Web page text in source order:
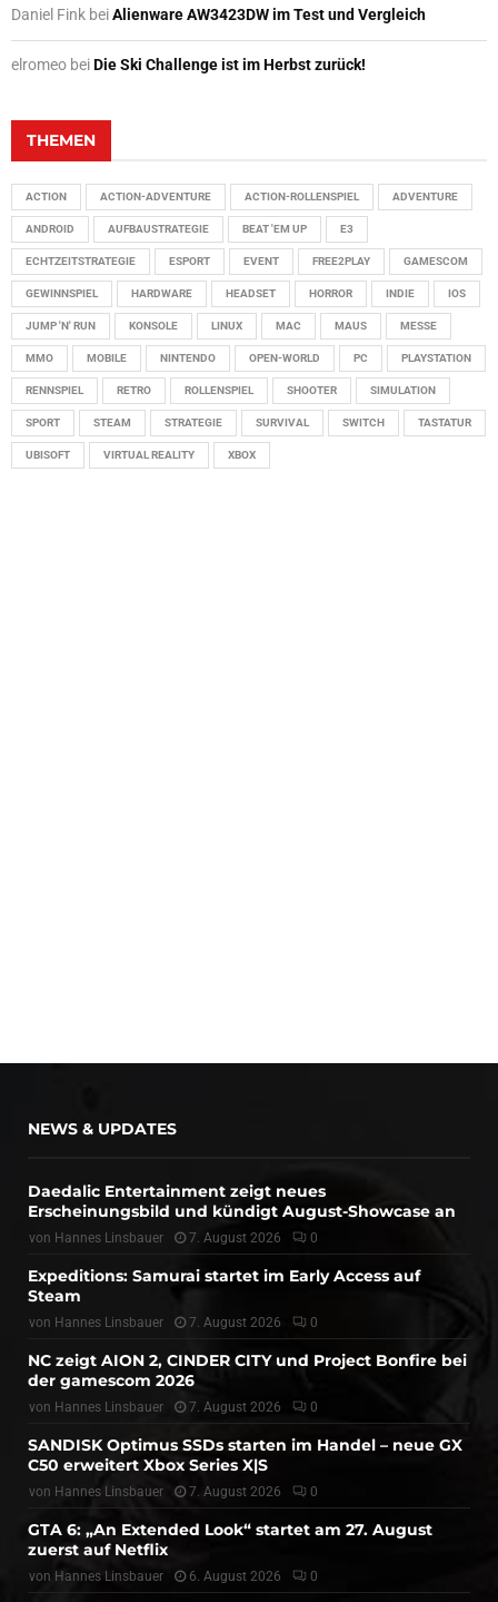
Daniel Fink beiAlienware AW3423DW im Test und Vergleich
elromeo beiDie Ski Challenge ist im Herbst zurück!
THEMEN
ACTION ACTION-ADVENTURE ACTION-ROLLENSPIEL ADVENTURE
ANDROID AUFBAUSTRATEGIE BEAT 'EM UP E3
ECHTZEITSTRATEGIE ESPORT EVENT FREE2PLAY GAMESCOM
GEWINNSPIEL HARDWARE HEADSET HORROR INDIE IOS
JUMP 'N' RUN KONSOLE LINUX MAC MAUS MESSE
MMO MOBILE NINTENDO OPEN-WORLD PC PLAYSTATION
RENNSPIEL RETRO ROLLENSPIEL SHOOTER SIMULATION
SPORT STEAM STRATEGIE SURVIVAL SWITCH TASTATUR
UBISOFT VIRTUAL REALITY XBOX
NEWS & UPDATES
Daedalic Entertainment zeigt neues
Erscheinungsbild und kündigt August-Showcase an
von Hannes Linsbauer 7. August 2026 0
Expeditions: Samurai startet im Early Access auf
Steam
von Hannes Linsbauer 7. August 2026 0
NC zeigt AION 2, CINDER CITY und Project Bonfire bei
der gamescom 2026
von Hannes Linsbauer 7. August 2026 0
SANDISK Optimus SSDs starten im Handel – neue GX
C50 erweitert Xbox Series X|S
von Hannes Linsbauer 7. August 2026 0
GTA 6: „An Extended Look“ startet am 27. August
zuerst auf Netflix
von Hannes Linsbauer 6. August 2026 0